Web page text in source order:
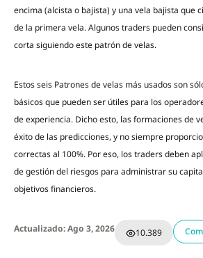
encima (alcista o bajista) y una vela bajista que
de la primera vela. Algunos traders pueden
corta siguiendo este patrón de velas.
Estos seis Patrones de velas más usados son
básicos que pueden ser útiles para los
de experiencia. Dicho esto, las formaciones de
éxito de las predicciones, y no siempre
correctas al 100%. Por eso, los traders deben
de gestión del riesgos para administrar su
objetivos financieros.
Actualizado: Ago 3, 2026 10.389